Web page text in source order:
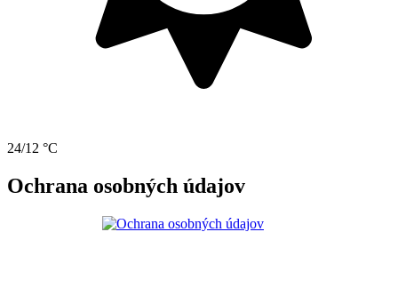
24/12 °C
Ochrana osobných údajov